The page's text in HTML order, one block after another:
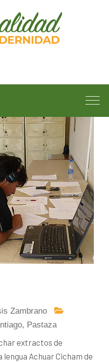
Zambrano
, Pastaza
extractos de
Achuar Cicham de